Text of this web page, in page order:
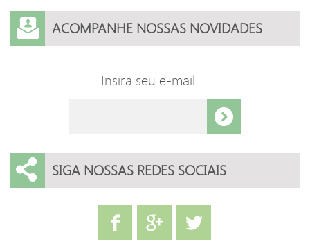
ACOMPANHE NOSSAS NOVIDADES
Insira seu e-mail
SIGA NOSSAS REDES SOCIAIS